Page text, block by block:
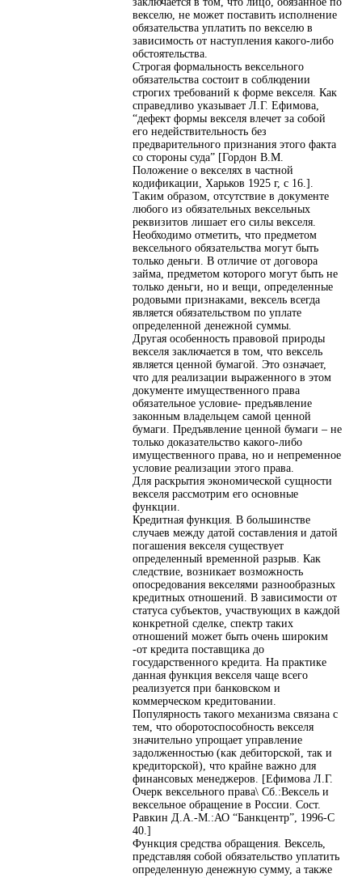
векселю, не может поставить исполнение
обязательства уплатить по векселю в
зависимость от наступления какого-либо
обстоятельства.
Строгая формальность вексельного
обязательства состоит в соблюдении
строгих требований к форме векселя. Как
справедливо указывает Л.Г. Ефимова,
“дефект формы векселя влечет за собой
его недействительность без
предварительного признания этого факта
со стороны суда” [Гордон В.М.
Положение о векселях в частной
кодификации, Харьков 1925 г, с 16.].
Таким образом, отсутствие в документе
любого из обязательных вексельных
реквизитов лишает его силы векселя.
Необходимо отметить, что предметом
вексельного обязательства могут быть
только деньги. В отличие от договора
займа, предметом которого могут быть не
только деньги, но и вещи, определенные
родовыми признаками, вексель всегда
является обязательством по уплате
определенной денежной суммы.
Другая особенность правовой природы
векселя заключается в том, что вексель
является ценной бумагой. Это означает,
что для реализации выраженного в этом
документе имущественного права
обязательное условие- предъявление
законным владельцем самой ценной
бумаги. Предъявление ценной бумаги – не
только доказательство какого-либо
имущественного права, но и непременное
условие реализации этого права.
Для раскрытия экономической сущности
векселя рассмотрим его основные
функции.
Кредитная функция. В большинстве
случаев между датой составления и датой
погашения векселя существует
определенный временной разрыв. Как
следствие, возникает возможность
опосредования векселями разнообразных
кредитных отношений. В зависимости от
статуса субъектов, участвующих в каждой
конкретной сделке, спектр таких
отношений может быть очень широким
-от кредита поставщика до
государственного кредита. На практике
данная функция векселя чаще всего
реализуется при банковском и
коммерческом кредитовании.
Популярность такого механизма связана с
тем, что оборотоспособность векселя
значительно упрощает управление
задолженностью (как дебиторской, так и
кредиторской), что крайне важно для
финансовых менеджеров. [Ефимова Л.Г.
Очерк вексельного права\ Сб.:Вексель и
вексельное обращение в России. Сост.
Равкин Д.А.-М.:АО “Банкцентр”, 1996-С
40.]
Функция средства обращения. Вексель,
представляя собой обязательство уплатить
определенную денежную сумму, а также